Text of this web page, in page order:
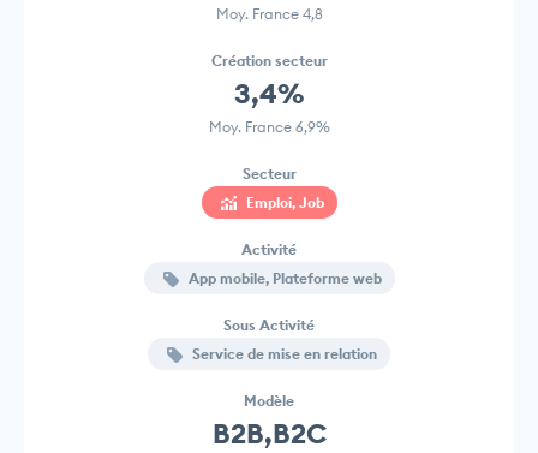
Moy. France 4,8
Création secteur
3,4%
Moy. France 6,9%
Secteur
Emploi, Job
Activité
App mobile, Plateforme web
Sous Activité
Service de mise en relation
Modèle
B2B,B2C